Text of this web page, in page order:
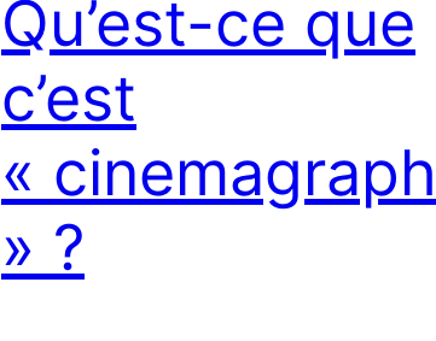
Qu’est-ce que
c’est
« cinemagraph
» ?